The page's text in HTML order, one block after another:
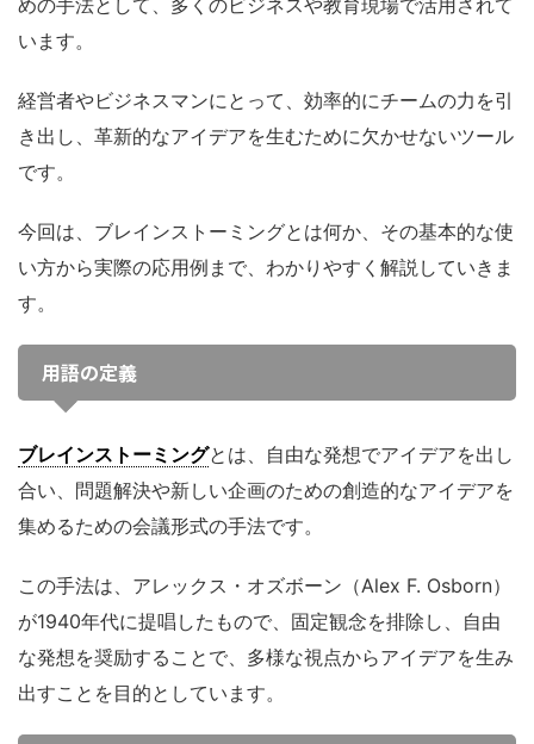
めの手法として、多くのビジネスや教育現場で活用されて
います。
経営者やビジネスマンにとって、効率的にチームの力を引
き出し、革新的なアイデアを生むために欠かせないツール
です。
今回は、ブレインストーミングとは何か、その基本的な使
い方から実際の応用例まで、わかりやすく解説していきま
す。
用語の定義
ブレインストーミングとは、自由な発想でアイデアを出し
合い、問題解決や新しい企画のための創造的なアイデアを
集めるための会議形式の手法です。
この手法は、アレックス・オズボーン（Alex F. Osborn）
が1940年代に提唱したもので、固定観念を排除し、自由
な発想を奨励することで、多様な視点からアイデアを生み
出すことを目的としています。